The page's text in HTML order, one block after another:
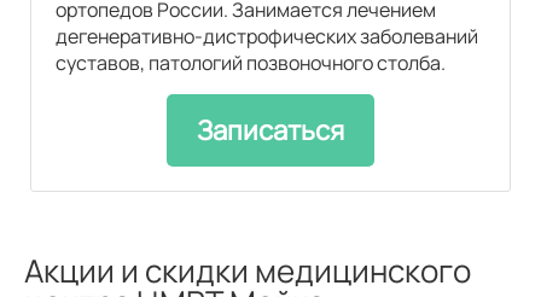
ортопедов России. Занимается лечением
дегенеративно-дистрофических заболеваний
суставов, патологий позвоночного столба.
Записаться
Акции и скидки медицинского